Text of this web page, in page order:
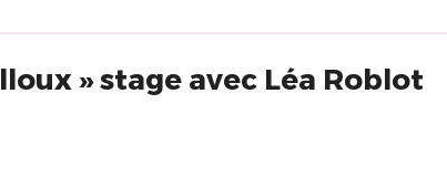
» stage avec Léa Roblot